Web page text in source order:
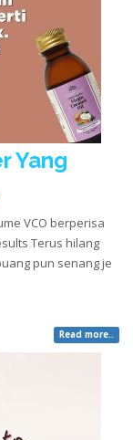
Yang
VCO berperisa
Terus hilang
pun senang je
Read more..